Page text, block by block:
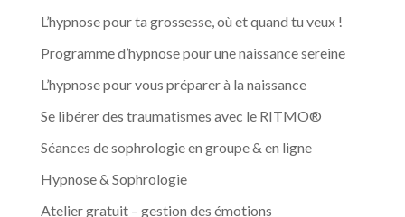
L’hypnose pour ta grossesse, où et quand tu veux !
Programme d’hypnose pour une naissance sereine
L’hypnose pour vous préparer à la naissance
Se libérer des traumatismes avec le RITMO®
Séances de sophrologie en groupe & en ligne
Hypnose & Sophrologie
Atelier gratuit – gestion des émotions